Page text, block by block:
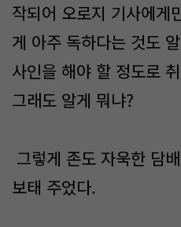
작되어 오로지 기사에게
게 아주 독하다는 것도
사인을 해야 할 정도로
그래도 알게 뭐냐?
그렇게 존도 자욱한 담
보태 주었다.